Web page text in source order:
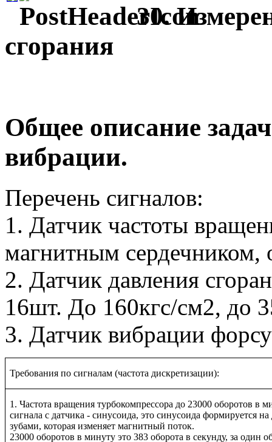
30.
сгорания
Общее описание
вибрации.
Перечень сигналов:
1. Датчик частоты
магнитным сердечником,
2. Датчик давления
16шт. До 160кгс/см2, до
3. Датчик вибрации
Требования по сигналам (частота дискретизации):
1. Частота вращения турбокомпрессора до 23000 оборотов в
сигнала с датчика - синусоида, это синусоида формируется
зубами, которая изменяет магнитный поток.
23000 оборотов в минуту это 383 оборота в секунду, за один